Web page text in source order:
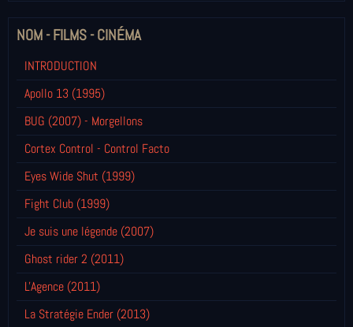
NOM - FILMS - CINÉMA
INTRODUCTION
Apollo 13 (1995)
BUG (2007) - Morgellons
Cortex Control - Control Facto
Eyes Wide Shut (1999)
Fight Club (1999)
Je suis une légende (2007)
Ghost rider 2 (2011)
L'Agence (2011)
La Stratégie Ender (2013)